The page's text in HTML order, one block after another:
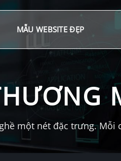
MẪU WEBSITE ĐẸP
một nét đặc trưng.